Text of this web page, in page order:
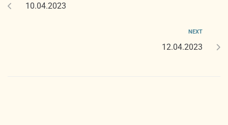
10.04.2023
NEXT
12.04.2023